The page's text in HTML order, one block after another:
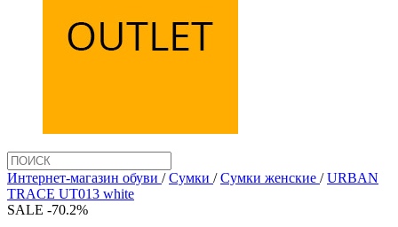
Интернет-магазин обуви /Сумки /Сумки женские /URBAN
TRACE UT013 white
SALE -70.2%